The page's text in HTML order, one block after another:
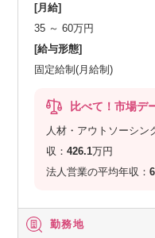
[月給]
35 ～ 60万円
[給与形態]
固定給制(月給制)
比べて！市場デ
人材・アウトソーシ
収：426.1万円
法人営業の平均年収：
勤務地